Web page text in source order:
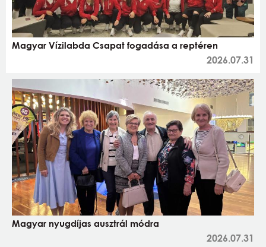
Magyar Vízilabda Csapat fogadása a reptéren
2026.07.31
Magyar nyugdíjas ausztrál módra
2026.07.31